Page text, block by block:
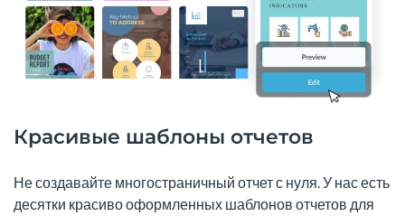
Красивые шаблоны отчетов
Не создавайте многостраничный отчет с нуля. У нас есть
десятки красиво оформленных шаблонов отчетов для